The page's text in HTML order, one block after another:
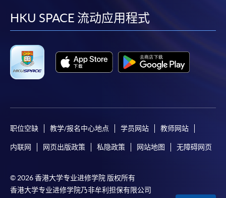
facebook
youtube
linkedin
HKU SPACE 流动应用程式
职位空缺 教学/报名中心地点 学员网站 教师网站
内联网 网页出版政策 私隐政策 网站地图 无障碍网页
© 2026 香港大学专业进修学院 版权所有
香港大学专业进修学院乃非牟利担保有限公司